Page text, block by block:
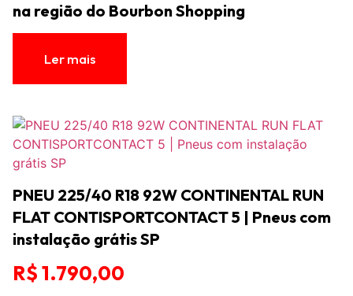
na região do Bourbon Shopping
Ler mais
PNEU 225/40 R18 92W CONTINENTAL RUN
FLAT CONTISPORTCONTACT 5 | Pneus com
instalação grátis SP
R$1.790,00